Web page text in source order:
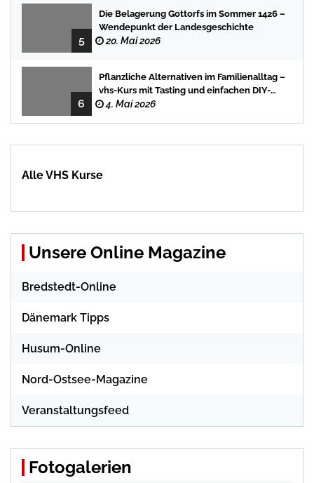
5
Die Belagerung Gottorfs im Sommer 1426 –
Wendepunkt der Landesgeschichte
20. Mai 2026
6
Pflanzliche Alternativen im Familienalltag –
vhs-Kurs mit Tasting und einfachen DIY-
Rezepten
4. Mai 2026
Alle VHS Kurse
Unsere Online Magazine
Bredstedt-Online
Dänemark Tipps
Husum-Online
Nord-Ostsee-Magazine
Veranstaltungsfeed
Fotogalerien